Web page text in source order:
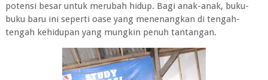
potensi besar untuk merubah hidup. Bagi anak-anak, buku-
buku baru ini seperti oase yang menenangkan di tengah-
tengah kehidupan yang mungkin penuh tantangan.